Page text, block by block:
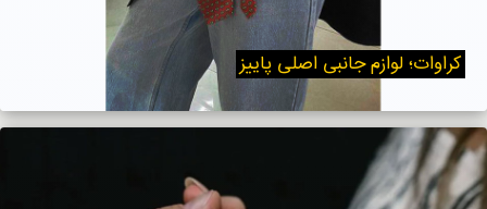
کراوات؛ لوازم جانبی اصلی پاییز